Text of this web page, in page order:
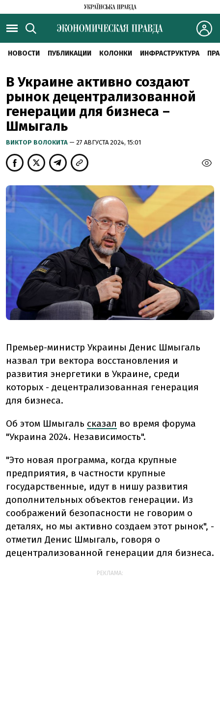
НОВОСТИ ПУБЛИКАЦИИ КОЛОНКИ ИНФРАСТРУКТУРА
В Украине активно создают
рынок децентрализованной
генерации для бизнеса –
Шмыгаль
ВИКТОР ВОЛОКИТА — 27 АВГУСТА 2024, 15:01
Премьер-министр Украины Денис Шмыгаль
назвал три вектора восстановления и
развития энергетики в Украине, среди
которых - децентрализованная генерация
для бизнеса.
Об этом Шмыгаль сказал во время форума
"Украина 2024. Независимость".
"Это новая программа, когда крупные
предприятия, в частности крупные
государственные, идут в нишу развития
дополнительных объектов генерации. Из
соображений безопасности не говорим о
деталях, но мы активно создаем этот рынок", -
отметил Денис Шмыгаль, говоря о
децентрализованной генерации для бизнеса.
РЕКЛАМА: